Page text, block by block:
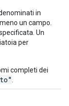
in
un campo.
Un
per
completi dei